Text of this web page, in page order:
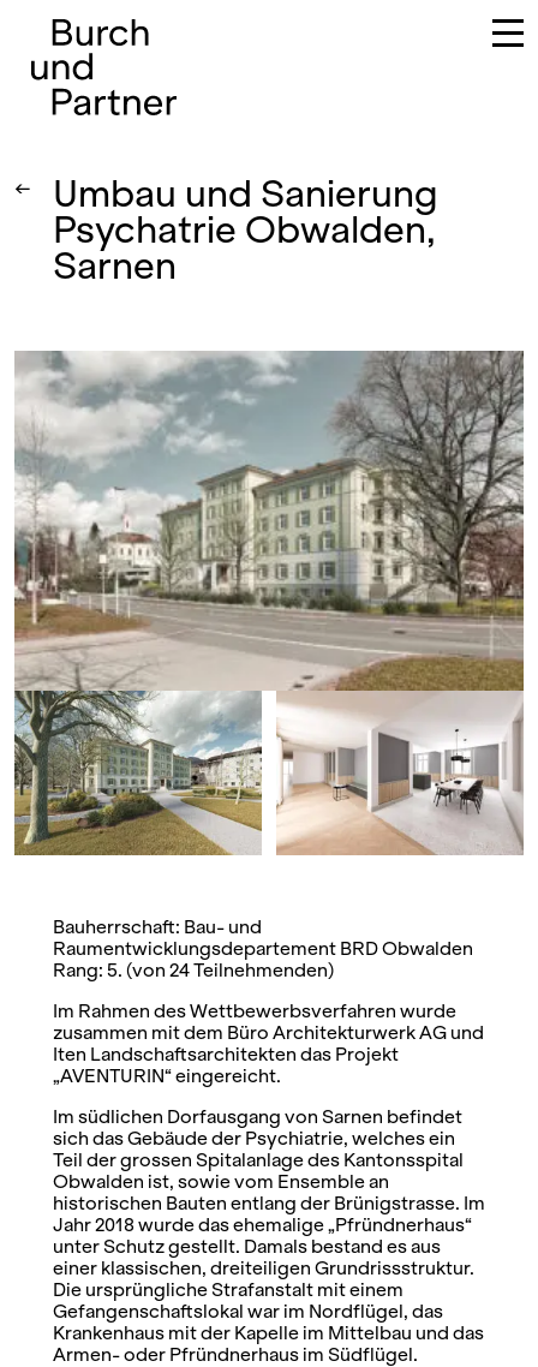
Hauptnavigation
← Umbau und Sanierung
Psychatrie Obwalden,
Sarnen
Bauherrschaft: Bau- und
Raumentwicklungsdepartement BRD Obwalden
Rang: 5. (von 24 Teilnehmenden)
Im Rahmen des Wettbewerbsverfahren wurde
zusammen mit dem Büro Architekturwerk AG und
Iten Landschaftsarchitekten das Projekt
„AVENTURIN“ eingereicht.
Im südlichen Dorfausgang von Sarnen befindet
sich das Gebäude der Psychiatrie, welches ein
Teil der grossen Spitalanlage des Kantonsspital
Obwalden ist, sowie vom Ensemble an
historischen Bauten entlang der Brünigstrasse. Im
Jahr 2018 wurde das ehemalige „Pfründnerhaus“
unter Schutz gestellt. Damals bestand es aus
einer klassischen, dreiteiligen Grundrissstruktur.
Die ursprüngliche Strafanstalt mit einem
Gefangenschaftslokal war im Nordflügel, das
Krankenhaus mit der Kapelle im Mittelbau und das
Armen- oder Pfründnerhaus im Südflügel.